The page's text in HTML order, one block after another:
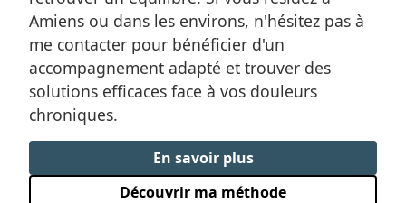
Amiens ou dans les environs, n'hésitez pas à
me contacter pour bénéficier d'un
accompagnement adapté et trouver des
solutions efficaces face à vos douleurs
chroniques.
En savoir plus
Découvrir ma méthode